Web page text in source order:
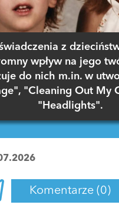
z
wpływ na jego
do nich m.in. w
"Cleaning Out My
"Headlights".
Komentarze (0)